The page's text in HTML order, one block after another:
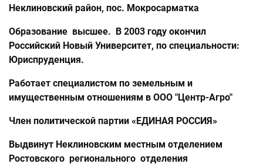
Неклиновский район, пос. Мокросарматка
Образование высшее. В 2003 году окончил
Российский Новый Университет, по специальности:
Юриспруденция.
Работает специалистом по земельным и
имущественным отношениям в ООО "Центр-Агро"
Член политической партии «ЕДИНАЯ РОССИЯ»
Выдвинут Неклиновским местным отделением
Ростовского регионального отделения